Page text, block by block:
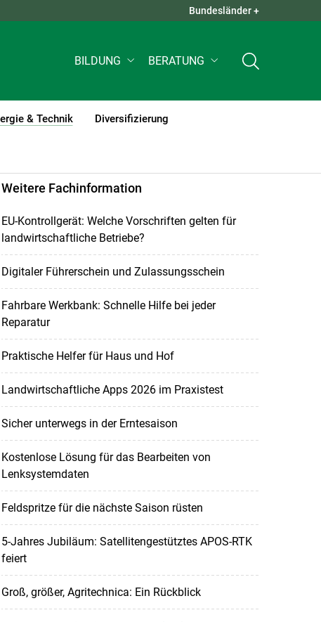
QUICK LINKS +
Bundesländer +
BILDUNG BERATUNG
& Technik
(current)1
Diversifizierung
Weitere Fachinformation
EU-Kontrollgerät: Welche Vorschriften gelten für
landwirtschaftliche Betriebe?
Digitaler Führerschein und Zulassungsschein
Fahrbare Werkbank: Schnelle Hilfe bei jeder
Reparatur
Praktische Helfer für Haus und Hof
Landwirtschaftliche Apps 2026 im Praxistest
Sicher unterwegs in der Erntesaison
Kostenlose Lösung für das Bearbeiten von
Lenksystemdaten
Feldspritze für die nächste Saison rüsten
5-Jahres Jubiläum: Satellitengestütztes APOS-RTK
feiert
Groß, größer, Agritechnica: Ein Rückblick